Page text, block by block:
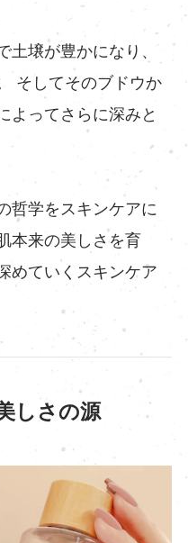
壌が豊かになり、
そしてそのブドウか
よってさらに深みと
哲学をスキンケアに
本来の美しさを育
めていくスキンケア
しさの源